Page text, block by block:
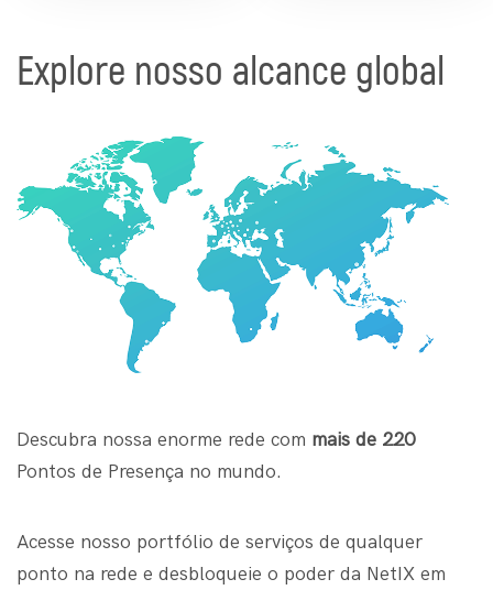
Explore nosso alcance global
Descubra nossa enorme rede com mais de 220
Pontos de Presença no mundo.
Acesse nosso portfólio de serviços de qualquer
ponto na rede e desbloqueie o poder da NetIX em